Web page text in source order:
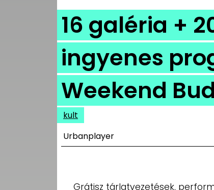
DIVAT
HIP
KULT
UTCA
MÉDIAAJÁNLAT
TÁJÉKOZTATÓ
16 galéria +
ingyenes
Weekend
kult
Urbanplayer
Grátisz tárlatvezetések,